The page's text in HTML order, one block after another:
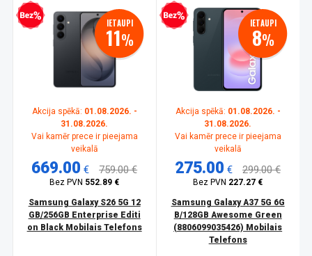
kredīts IETAUPI
11%
Akcija spēkā: 01.08.2026. -
31.08.2026.
Vai kamēr prece ir pieejama
veikalā
669.00 € 759.00 €
Bez PVN 552.89 €
Samsung Galaxy S26 5G 12
GB/256GB Enterprise Editi
on Black Mobilais Telefons
Bezprocentu kredīts IETAUPI
8%
Akcija spēkā: 01.08.2026. -
31.08.2026.
Vai kamēr prece ir pieejama
veikalā
275.00 € 299.00 €
Bez PVN 227.27 €
Samsung Galaxy A37 5G 6G
B/128GB Awesome Green
(8806099035426) Mobilais
Telefons